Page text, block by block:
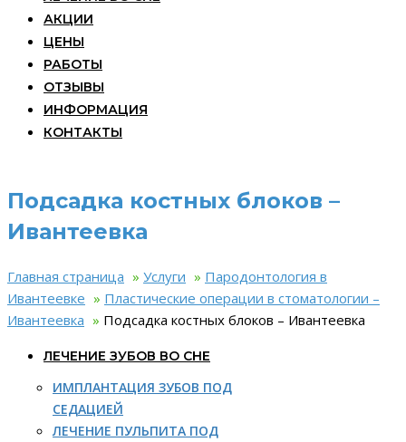
АКЦИИ
ЦЕНЫ
РАБОТЫ
ОТЗЫВЫ
ИНФОРМАЦИЯ
КОНТАКТЫ
Подсадка костных блоков –
Ивантеевка
Главная страница » Услуги » Пародонтология в
Ивантеевке » Пластические операции в стоматологии –
Ивантеевка » Подсадка костных блоков – Ивантеевка
ЛЕЧЕНИЕ ЗУБОВ ВО СНЕ
ИМПЛАНТАЦИЯ ЗУБОВ ПОД
СЕДАЦИЕЙ
ЛЕЧЕНИЕ ПУЛЬПИТА ПОД